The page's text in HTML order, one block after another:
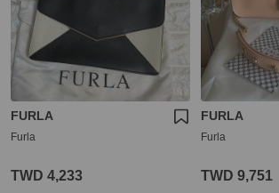
FURLA
Furla
TWD 4,233
FURLA
Furla
TWD 9,751